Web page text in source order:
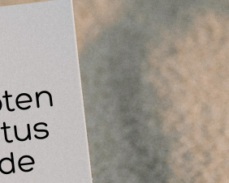
junior )biedt een goede
en draagcomfort in geval
van 6 tot 12 jaar